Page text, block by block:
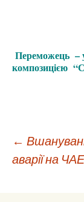
Переможець –
композицією
←
аварії на